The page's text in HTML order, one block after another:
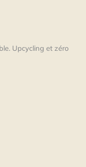
Upcycling et zéro